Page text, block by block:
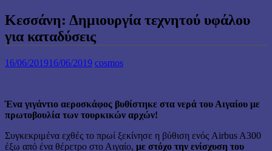
Κεσσάνη: Δημιουργία τεχνητού υφάλου
για καταδύσεις
16/06/201916/06/2019 cosmos
Ένα γιγάντιο αεροσκάφος βυθίστηκε στα νερά του Αιγαίου με
πρωτοβουλία των τουρκικών αρχών!
Συγκεκριμένα εχθές το πρωί ξεκίνησε η βύθιση ενός Airbus A300
έξω από ένα θέρετρο στο Αιγαίο, με στόχο την ενίσχυση του